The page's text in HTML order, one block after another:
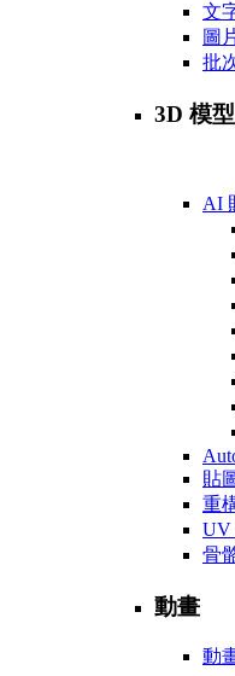
文
圖
批
3D 模
AI
貼
重
UV
骨
動畫
動